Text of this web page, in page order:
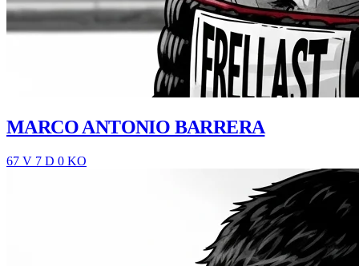
MARCO ANTONIO BARRERA
67 V 7 D 0 KO